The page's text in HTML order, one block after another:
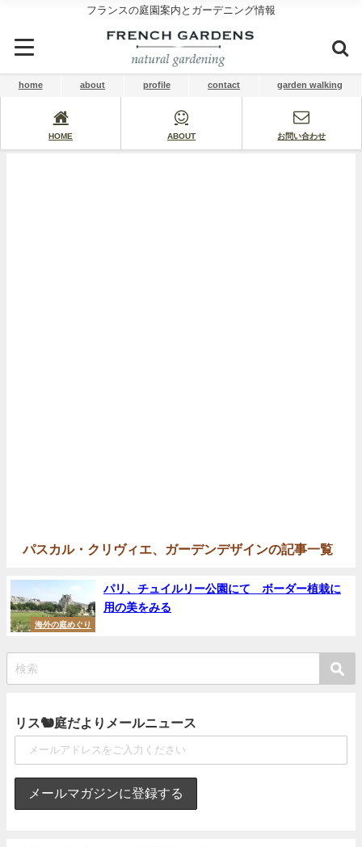
フランスの庭園案内とガーデニング情報
home about profile contact garden walking
HOME ABOUT お問い合わせ
パスカル・クリヴィエ、ガーデンデザインの記事一覧
海外の庭めぐり
パリ、チュイルリー公園にて ボーダー植栽に
用の美をみる
リス🐿庭だよりメールニュース